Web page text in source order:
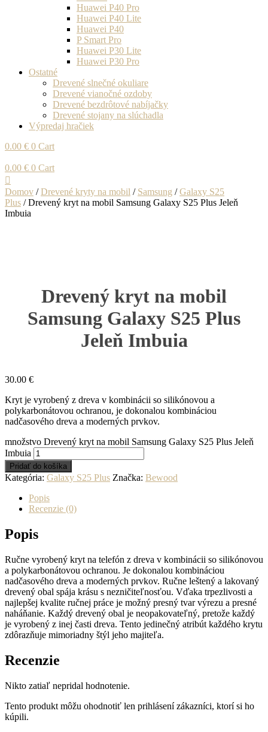
Huawei P40 Pro
Huawei P40 Lite
Huawei P40
P Smart Pro
Huawei P30 Lite
Huawei P30 Pro
Ostatné
Drevené slnečné okuliare
Drevené vianočné ozdoby
Drevené bezdrôtové nabíjačky
Drevené stojany na slúchadla
Výpredaj hračiek
0.00 € 0 Cart
0.00 € 0 Cart
Domov /Drevené kryty na mobil / Samsung /Galaxy S25
Plus / Drevený kryt na mobil Samsung Galaxy S25 Plus Jeleň
Imbuia
Drevený kryt na mobil
Samsung Galaxy S25 Plus
Jeleň Imbuia
30.00 €
Kryt je vyrobený z dreva v kombinácii so silikónovou a
polykarbonátovou ochranou, je dokonalou kombináciou
nadčasového dreva a moderných prvkov.
množstvo Drevený kryt na mobil Samsung Galaxy S25 Plus Jeleň
Imbuia
Pridať do košíka
Kategória: Galaxy S25 Plus Značka: Bewood
Popis
Recenzie (0)
Popis
Ručne vyrobený kryt na telefón z dreva v kombinácii so silikónovou
a polykarbonátovou ochranou. Je dokonalou kombináciou
nadčasového dreva a moderných prvkov. Ručne leštený a lakovaný
drevený obal spája krásu s nezničiteľnosťou. Vďaka trpezlivosti a
najlepšej kvalite ručnej práce je možný presný tvar výrezu a presné
naháňanie. Každý drevený obal je neopakovateľný, pretože každý
je vyrobený z inej časti dreva. Tento jedinečný atribút každého krytu
zdôrazňuje mimoriadny štýl jeho majiteľa.
Recenzie
Nikto zatiaľ nepridal hodnotenie.
Tento produkt môžu ohodnotiť len prihlásení zákazníci, ktorí si ho
kúpili.